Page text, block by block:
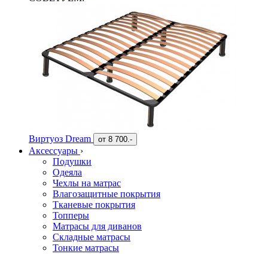
Виртуоз Dream от 8 700.-
Аксессуары ›
Подушки
Одеяла
Чехлы на матрас
Влагозащитные покрытия
Тканевые покрытия
Топперы
Матрасы для диванов
Складные матрасы
Тонкие матрасы